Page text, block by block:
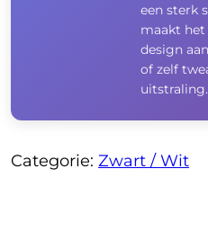
een sterk
maakt
design
of zelf
uitstraling.
Categorie: Zwart / Wit